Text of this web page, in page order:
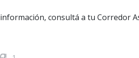
consultá a tu Corredor